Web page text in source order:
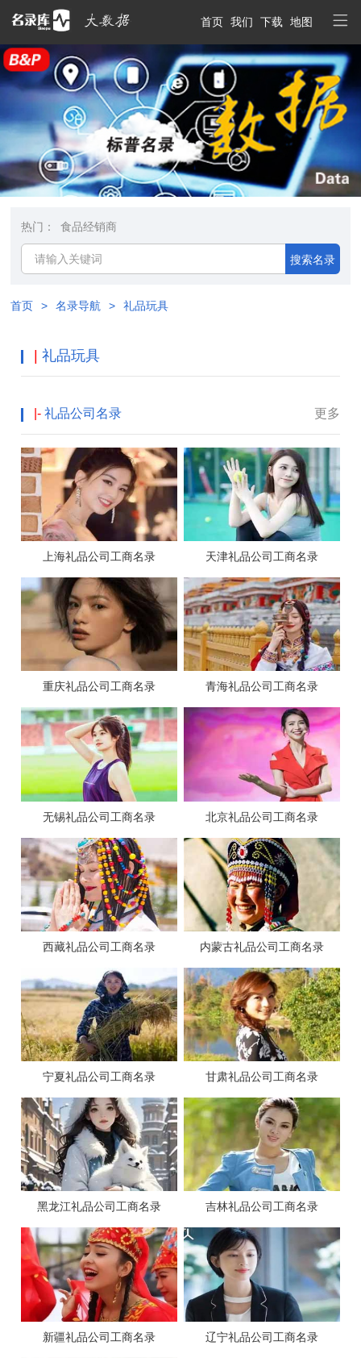
首页 我们 下载 地图
热门： 食品经销商
搜索名录
首页 > 名录导航 > 礼品玩具
| 礼品玩具
更多
|- 礼品公司名录
上海礼品公司工商名录 天津礼品公司工商名录
重庆礼品公司工商名录 青海礼品公司工商名录
无锡礼品公司工商名录 北京礼品公司工商名录
西藏礼品公司工商名录 内蒙古礼品公司工商名录
宁夏礼品公司工商名录 甘肃礼品公司工商名录
黑龙江礼品公司工商名录 吉林礼品公司工商名录
新疆礼品公司工商名录 辽宁礼品公司工商名录